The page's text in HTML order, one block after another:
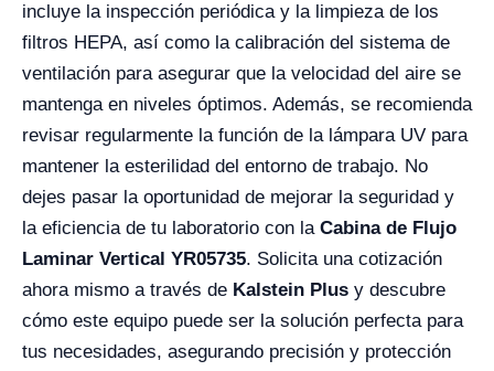
incluye la inspección periódica y la limpieza de los
filtros HEPA, así como la calibración del sistema de
ventilación para asegurar que la velocidad del aire se
mantenga en niveles óptimos. Además, se recomienda
revisar regularmente la función de la lámpara UV para
mantener la esterilidad del entorno de trabajo. No
dejes pasar la oportunidad de mejorar la seguridad y
la eficiencia de tu laboratorio con la Cabina de Flujo
Laminar Vertical YR05735. Solicita una cotización
ahora mismo a través de Kalstein Plus y descubre
cómo este equipo puede ser la solución perfecta para
tus necesidades, asegurando precisión y protección